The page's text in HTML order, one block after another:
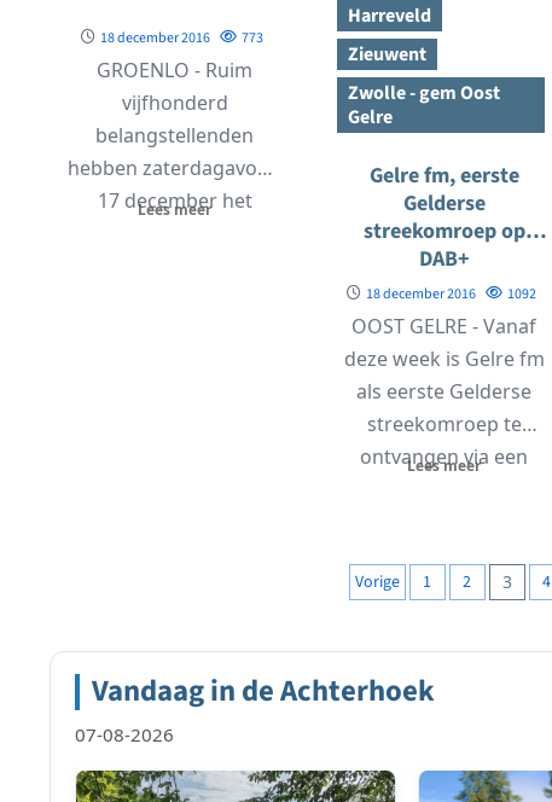
18 december 2016 773
GROENLO - Ruim
vijfhonderd
belangstellenden
hebben zaterdagavond
17 december het
Lees meer
Harreveld
Zieuwent
Zwolle - gem Oost
Gelre
Gelre fm, eerste
Gelderse
streekomroep op
DAB+
18 december 2016 1092
OOST GELRE - Vanaf
deze week is Gelre fm
als eerste Gelderse
streekomroep te
ontvangen via een
Lees meer
Berichten
Vorige 1 2 3 4
Vandaag in de Achterhoek
07-08-2026